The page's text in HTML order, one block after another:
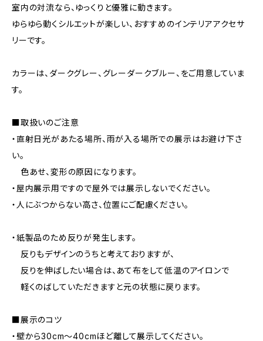
室内の対流なら、ゆっくりと優雅に動きます。
ゆらゆら動くシルエットが楽しい、おすすめのインテリアアクセサ
リーです。
カラーは、ダークグレー、グレーダークブルー、をご用意していま
す。
■取扱いのご注意
・直射日光があたる場所、雨が入る場所での展示はお避け下さ
い。
色あせ、変形の原因になります。
・屋内展示用ですので屋外では展示しないでください。
・人にぶつからない高さ、位置にご配慮ください。
・紙製品のため反りが発生します。
反りもデザインのうちと考えておりますが、
反りを伸ばしたい場合は、あて布をして低温のアイロンで
軽くのばしていただきますと元の状態に戻ります。
■展示のコツ
・壁から30cm～40cmほど離して展示してください。